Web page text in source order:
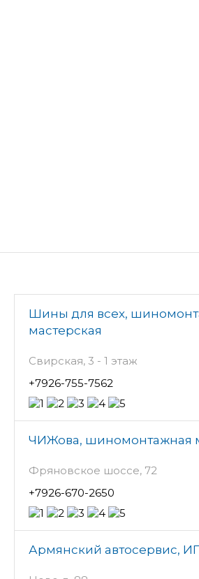
Шины для всех,
мастерская
Свирская, 3 - 1 этаж
+7926-755-7562
ЧИЖова, шиномонтажная
Фряновское шоссе, 72
+7926-670-2650
Армянский автосервис,